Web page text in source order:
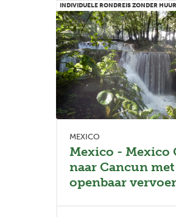
INDIVIDUELE RONDREIS ZONDER
MEXICO
Mexico - Mexico
naar Cancun met
openbaar vervoer